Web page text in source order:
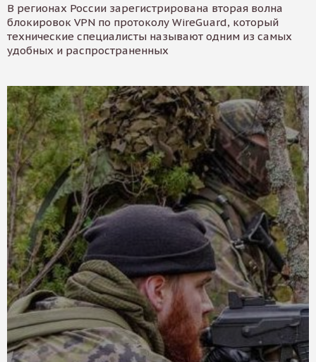
В регионах России зарегистрирована вторая волна
блокировок VPN по протоколу WireGuard, который
технические специалисты называют одним из самых
удобных и распространенных